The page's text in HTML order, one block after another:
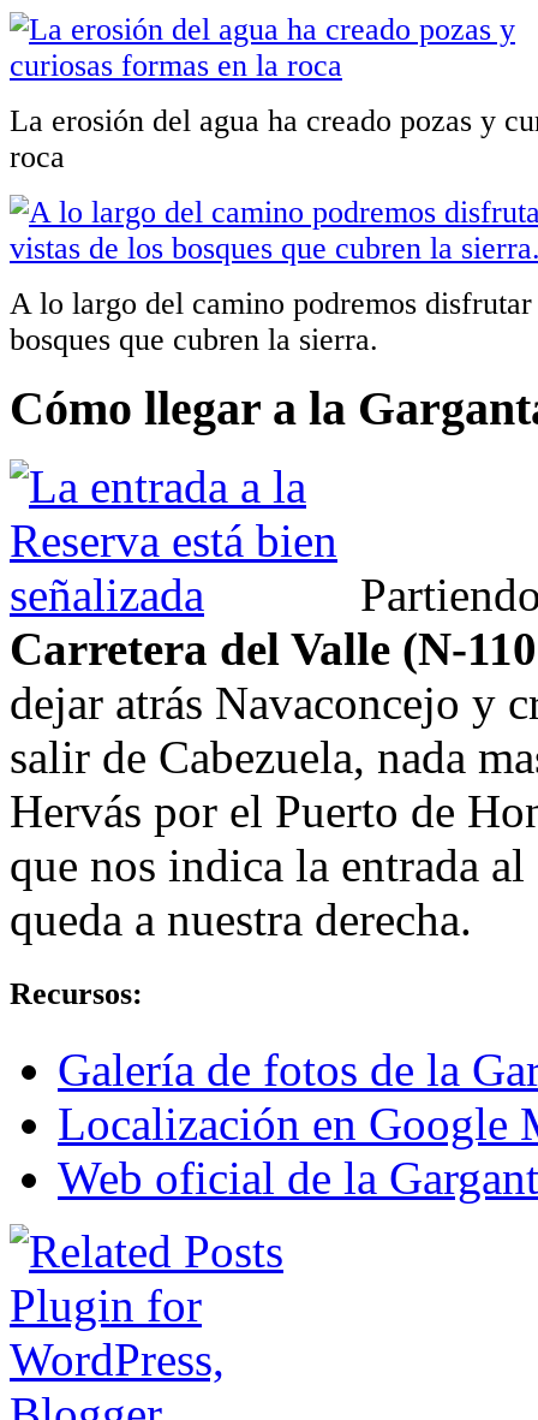
La erosión del agua ha creado pozas y
roca
A lo largo del camino podremos disfrutar
bosques que cubren la sierra.
Cómo llegar a la
Carretera del Valle (N-
dejar atrás Navaconcejo y
salir de Cabezuela, nada
Hervás por el Puerto de
que nos indica la entrada
queda a nuestra derecha.
Recursos:
Galería de fotos de la
Localización en Google
Web oficial de la